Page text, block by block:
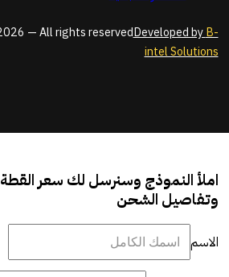
— All rights reservedDeveloped byB-
intel Solutions
املأ النموذج وسنرسل لك سعر القطة
وتفاصيل الشحن
الاسم